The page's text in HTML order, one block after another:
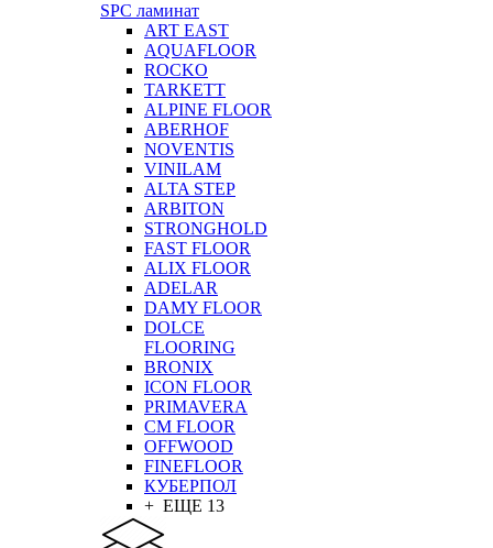
SPC ламинат
ART EAST
AQUAFLOOR
ROCKO
TARKETT
ALPINE FLOOR
ABERHOF
NOVENTIS
VINILAM
ALTA STEP
ARBITON
STRONGHOLD
FAST FLOOR
ALIX FLOOR
ADELAR
DAMY FLOOR
DOLCE
FLOORING
BRONIX
ICON FLOOR
PRIMAVERA
CM FLOOR
OFFWOOD
FINEFLOOR
КУБЕРПОЛ
+ ЕЩЕ 13